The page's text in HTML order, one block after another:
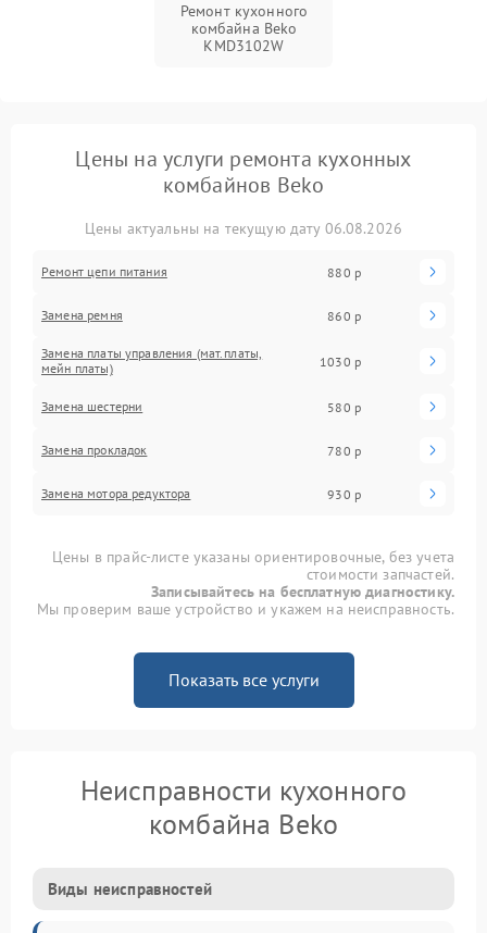
Ремонт кухонного
комбайна Beko
KMD3102W
Цены на услуги ремонта кухонных
комбайнов Beko
Цены актуальны на текущую дату 06.08.2026
Ремонт цепи питания 880 р
Замена ремня 860 р
Замена платы управления (мат.платы,
мейн платы)
1030 р
Замена шестерни 580 р
Замена прокладок 780 р
Замена мотора редуктора 930 р
Цены в прайс-листе указаны ориентировочные, без учета
стоимости запчастей.
Записывайтесь на бесплатную диагностику.
Мы проверим ваше устройство и укажем на неисправность.
Показать все услуги
Неисправности кухонного
комбайна Beko
Виды неисправностей